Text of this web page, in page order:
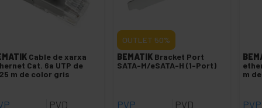
Cable de xarxa
Cat. 6a UTP de
m de color gris
PVD
OUTLET 50%
BEMATIK Bracket Port
SATA-M/eSATA-H (1-Port)
PVP
PVD
m
PVP